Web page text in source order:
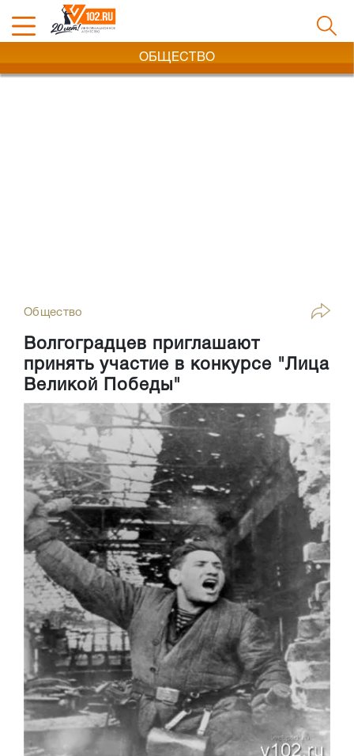
ОБЩЕСТВО
Общество
Волгоградцев приглашают
принять участие в конкурсе "Лица
Великой Победы"